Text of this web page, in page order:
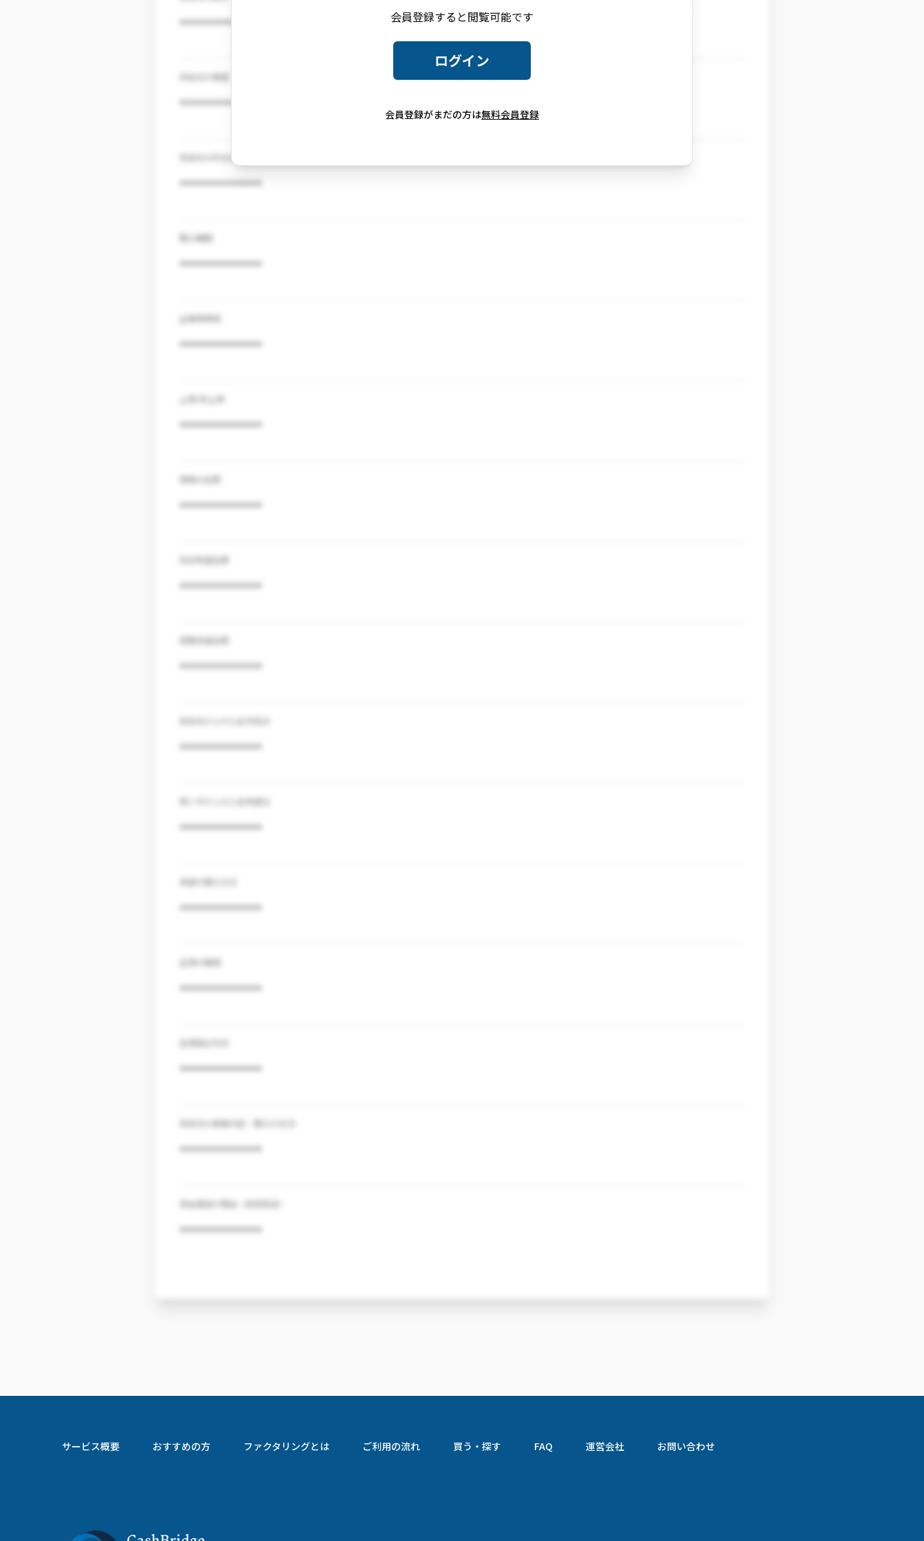
***************
売掛先の業種
***************
***************
取引期間
***************
企業規模感
***************
上場/非上場
***************
債権の金額
***************
売却希望金額
***************
買取希望金額
***************
***************
買い手からの入金希望日
***************
希望の取引方式
***************
証憑の種類
***************
証憑提出可否
***************
売掛先の事業内容・取引の状況
***************
資金調達の理由（使用用途）
***************
会員登録すると閲覧可能です
ログイン
会員登録がまだの方は無料会員登録
サービス概要 おすすめの方 ファクタリングとは ご利用の流れ 買う・探す FAQ 運営会社 お問い合わせ